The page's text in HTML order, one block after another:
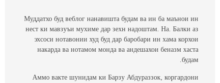
Муддатхо буд веблог нанавишта будам ва ин ба маънои ин
нест ки мавзуъи мухиме дар зехн надоштам. На. Балки аз
эхсоси нотавонии худ буд дар баробари ин хама корхои
накарда ва нотамом монда ва андешахои беназм хаста
будам.
Аммо вакте шунидам ки Барзу Абдураззок, коргардони